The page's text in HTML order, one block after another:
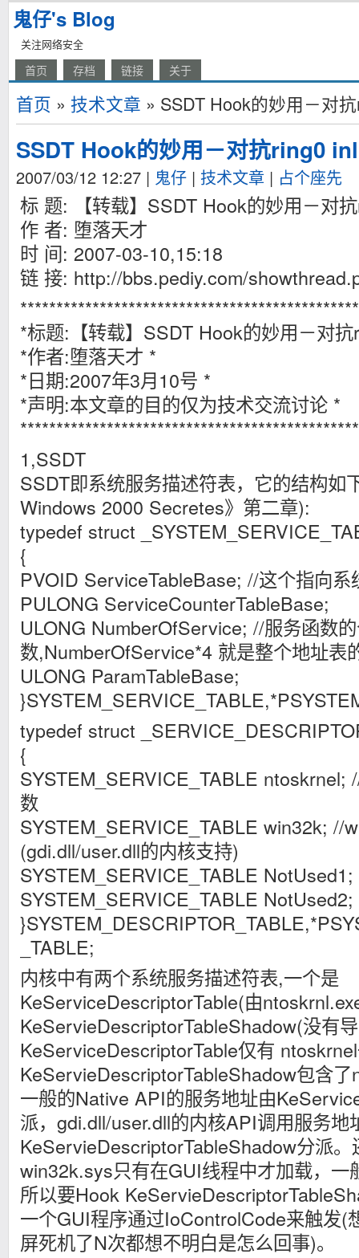
鬼仔's Blog
关注网络安全
首页 存档 链接 关于
首页 » 技术文章 » SSDT Hook的妙用－对
SSDT Hook的妙用－对抗ring0
2007/03/12 12:27 | 鬼仔 | 技术文章 | 占个座先
标 题: 【转载】SSDT Hook的妙用－对
作 者: 堕落天才
时 间: 2007-03-10,15:18
链 接: http://bbs.pediy.com/
*标题:【转载】SSDT Hook的妙用－对
*作者:堕落天才 *
*日期:2007年3月10号 *
*声明:本文章的目的仅为技术交流讨论 *
1,SSDT
SSDT即系统服务描述符表，它的结构如
Windows 2000 Secretes》第二章):
typedef struct
{
PVOID ServiceTableBase; //这个指向系
PULONG ServiceCounterTableBase;
ULONG NumberOfService; //服务函数
数,NumberOfService*4 就是整个地址表
ULONG ParamTableBase;
typedef struct
{
SYSTEM_SERVICE_TABLE ntoskrnel;
数
SYSTEM_SERVICE_TABLE win32k; //
(gdi.dll/user.dll的内核支持)
SYSTEM_SERVICE_TABLE NotUsed1;
SYSTEM_SERVICE_TABLE NotUsed2;
_TABLE;
内核中有两个系统服务描述符表,一个是
KeServiceDescriptorTable(由
KeServieDescriptorTableShadow(没有
KeServiceDescriptorTable仅有
KeServieDescriptorTableShadow包含
一般的Native API的服务地址由
派，gdi.dll/user.dll的内核API调用服务地
KeServieDescriptorTableShadow分派
win32k.sys只有在GUI线程中才加载，一
所以要Hook
一个GUI程序通过IoControlCode来触发(
屏死机了N次都想不明白是怎么回事)。